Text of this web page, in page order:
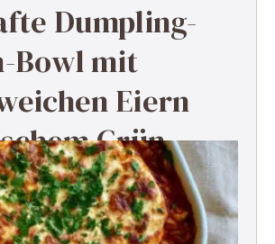
Dumpling-
Bowl mit
Eiern
Grün